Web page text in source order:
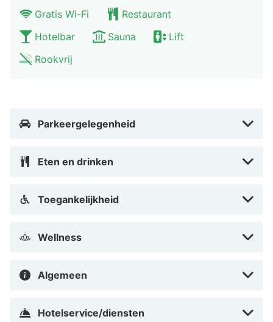
Gratis Wi-Fi
Restaurant
Hotelbar
Sauna
Lift
Rookvrij
Parkeergelegenheid
Eten en drinken
Toegankelijkheid
Wellness
Algemeen
Hotelservice/diensten